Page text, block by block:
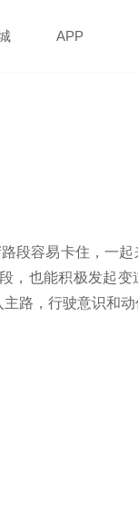
APP
段容易卡住，一起
，也能积极发起
路，行驶意识和动